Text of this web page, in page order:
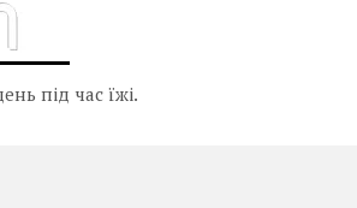
під час їжі.